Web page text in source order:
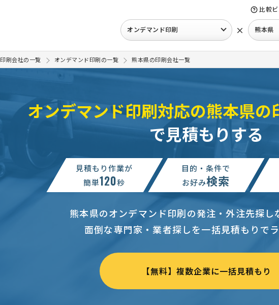
比較
オンデマンド印刷 × 熊本県
印刷会社の一覧 オンデマンド印刷の一覧 熊本県の印刷会社一覧
オンデマンド印刷対応の熊本県の
で見積もりする
見積もり作業が
簡単120秒
目的・条件で
お好み検索
熊本県のオンデマンド印刷の発注・外注先探し
面倒な専門家・業者探しを一括見積もりで
【無料】複数企業に一括見積もり